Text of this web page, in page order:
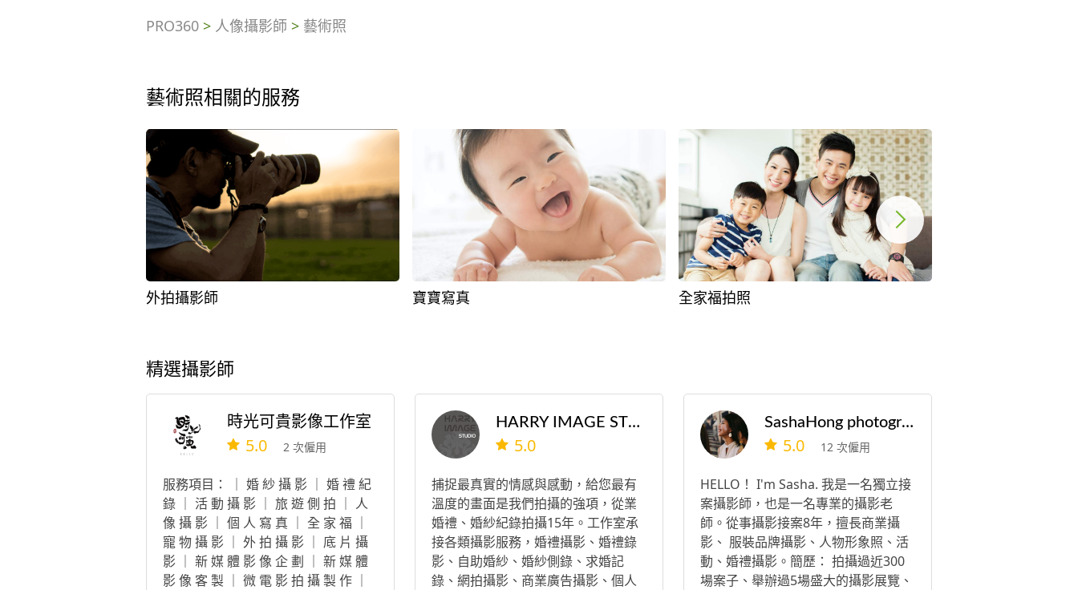
PRO360> 人像攝影師> 藝術照
藝術照相關的服務
外拍攝影師 寶寶寫真 全家福拍照
精選攝影師
時光可貴影像工作室
5.0 2 次僱用
服務項目： ｜ 婚 紗 攝 影 ｜ 婚 禮 紀
錄 ｜ 活 動 攝 影 ｜ 旅 遊 側 拍 ｜ 人
像 攝 影 ｜ 個 人 寫 真 ｜ 全 家 福 ｜
寵 物 攝 影 ｜ 外 拍 攝 影 ｜ 底 片 攝
影 ｜ 新 媒 體 影 像 企 劃 ｜ 新 媒 體
影 像 客 製 ｜ 微 電 影 拍 攝 製 作 ｜
HARRY IMAGE STUDIO
5.0
捕捉最真實的情感與感動，給您最有
溫度的畫面是我們拍攝的強項，從業
婚禮、婚紗紀錄拍攝15年。工作室承
接各類攝影服務，婚禮攝影、婚禮錄
影、自助婚紗、婚紗側錄、求婚記
錄、網拍攝影、商業廣告攝影、個人
SashaHong photography studio
5.0 12 次僱用
HELLO！ I'm Sasha. 我是一名獨立接
案攝影師，也是一名專業的攝影老
師。從事攝影接案8年，擅長商業攝
影、 服裝品牌攝影、人物形象照、活
動、婚禮攝影。簡歷： 拍攝過近300
場案子、舉辦過5場盛大的攝影展覽、